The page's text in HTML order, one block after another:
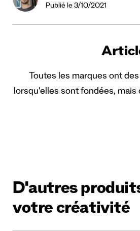
Publié le 3/10/2021
Toutes les marques ont
lorsqu'elles sont fondées,
D'autres
votre créativité